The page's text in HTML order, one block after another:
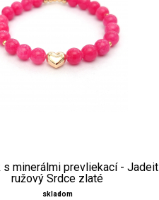
s minerálmi prevliekací - Jadeit
ružový Srdce zlaté
skladom